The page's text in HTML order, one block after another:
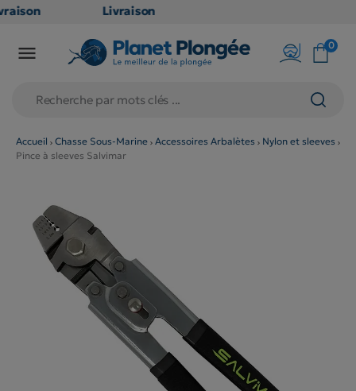
Livraison
en point
79€
(hors
produits
éligibles)
 0
Accueil Chasse Sous-Marine Accessoires Arbalètes
Nylon et sleeves
Pince à sleeves Salvimar